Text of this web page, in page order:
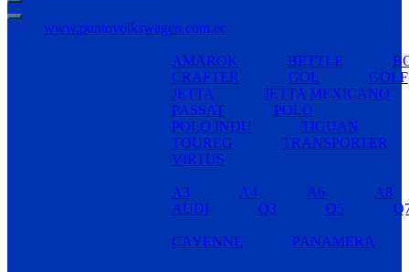
www.puntovolkswagen.com.ec
AMAROK BETTLE
CRAFTER
GOL
GOLF
JETTA
JETTA MEXICANO
PASSAT
POLO
POLO INDU
TIGUAN
TOUREG
TRANSPORTER
VIRTUS
A3 A4 A6
A8
AUDI
Q3 Q5
CAYENNE PANAMERA